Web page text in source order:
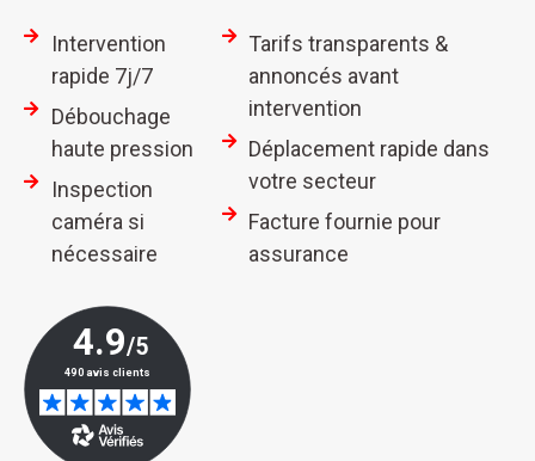
Intervention
rapide 7j/7
Débouchage
haute pression
Inspection
caméra si
nécessaire
Tarifs transparents &
annoncés avant
intervention
Déplacement rapide dans
votre secteur
Facture fournie pour
assurance